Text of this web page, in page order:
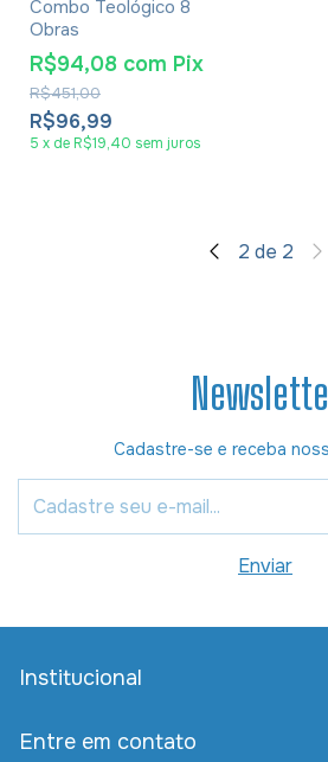
Combo Teológico 8
Obras
R$96,99
R$451,00
R$94,08 com Pix
5 x de R$19,40 sem juros
2 de 2
Cadastre-se e receba
Institucional
Entre em contato